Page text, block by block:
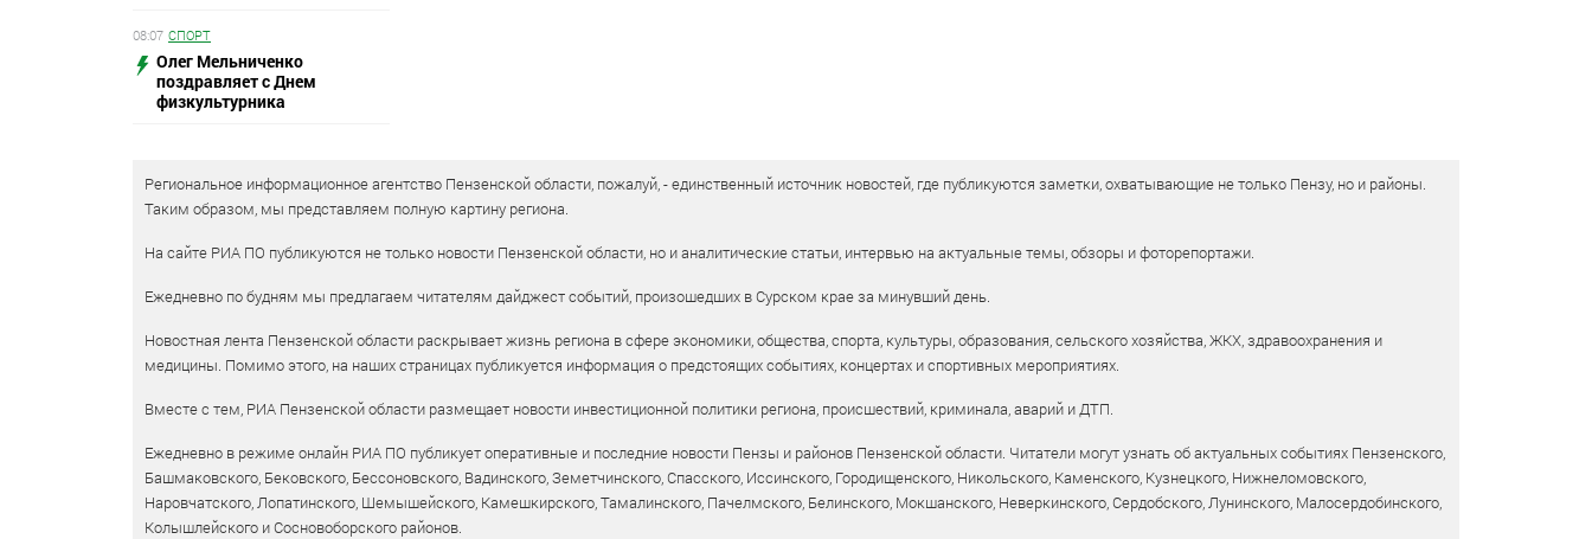
08:07 СПОРТ
Олег Мельниченко
поздравляет с Днем
физкультурника
Региональное информационное агентство Пензенской области, пожалуй, - единственный источник новостей, где публикуются заметки, охватывающие не только Пензу, но и районы.
Таким образом, мы представляем полную картину региона.
На сайте РИА ПО публикуются не только новости Пензенской области, но и аналитические статьи, интервью на актуальные темы, обзоры и фоторепортажи.
Ежедневно по будням мы предлагаем читателям дайджест событий, произошедших в Сурском крае за минувший день.
Новостная лента Пензенской области раскрывает жизнь региона в сфере экономики, общества, спорта, культуры, образования, сельского хозяйства, ЖКХ, здравоохранения и
медицины. Помимо этого, на наших страницах публикуется информация о предстоящих событиях, концертах и спортивных мероприятиях.
Вместе с тем, РИА Пензенской области размещает новости инвестиционной политики региона, происшествий, криминала, аварий и ДТП.
Ежедневно в режиме онлайн РИА ПО публикует оперативные и последние новости Пензы и районов Пензенской области. Читатели могут узнать об актуальных событиях Пензенского,
Башмаковского, Бековского, Бессоновского, Вадинского, Земетчинского, Спасского, Иссинского, Городищенского, Никольского, Каменского, Кузнецкого, Нижнеломовского,
Наровчатского, Лопатинского, Шемышейского, Камешкирского, Тамалинского, Пачелмского, Белинского, Мокшанского, Неверкинского, Сердобского, Лунинского, Малосердобинского,
Колышлейского и Сосновоборского районов.